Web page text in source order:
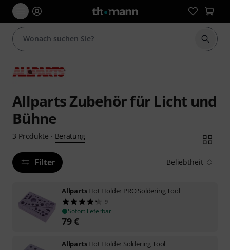
Suche
Allparts Zubehör für Licht und
Bühne
3 Produkte · Beratung
Filter Beliebtheit
AllpartsHot Holder PRO Soldering Tool
9
Sofort lieferbar
79€
AllpartsHot Holder Soldering Tool